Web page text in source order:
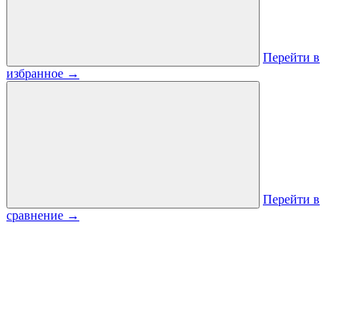
Перейти в
избранное →
Перейти в
сравнение →